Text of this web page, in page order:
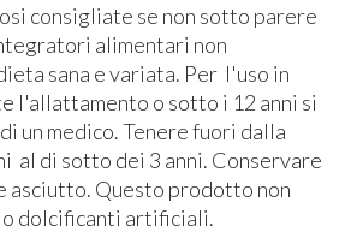
consigliate se non sotto parere
alimentari non
sana e variata. Per l'uso in
l'allattamento o sotto i 12 anni si
un medico. Tenere fuori dalla
al di sotto dei 3 anni. Conservare
asciutto. Questo prodotto non
o dolcificanti artificiali.